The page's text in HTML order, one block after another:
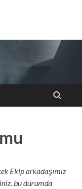
Ekip arkadaşımız
bu durumda